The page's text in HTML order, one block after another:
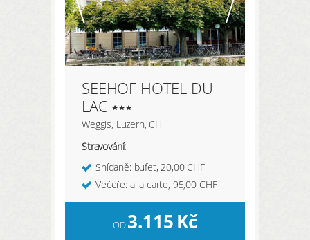
SEEHOF HOTEL DU
LAC
Weggis, Luzern, CH
Stravování:
Snídaně: bufet, 20,00 CHF
Večeře: a la carte, 95,00 CHF
OD3.115Kč